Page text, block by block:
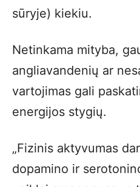
sūryje) kiekiu.
Netinkama mityba,
angliavandenių ar
vartojimas gali
energijos stygių.
„Fizinis aktyvumas
dopamino ir